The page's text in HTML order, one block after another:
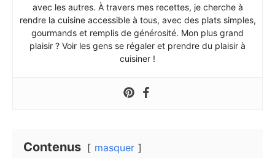
avec les autres. À travers mes recettes, je cherche à
rendre la cuisine accessible à tous, avec des plats simples,
gourmands et remplis de générosité. Mon plus grand
plaisir ? Voir les gens se régaler et prendre du plaisir à
cuisiner !
Contenus masquer